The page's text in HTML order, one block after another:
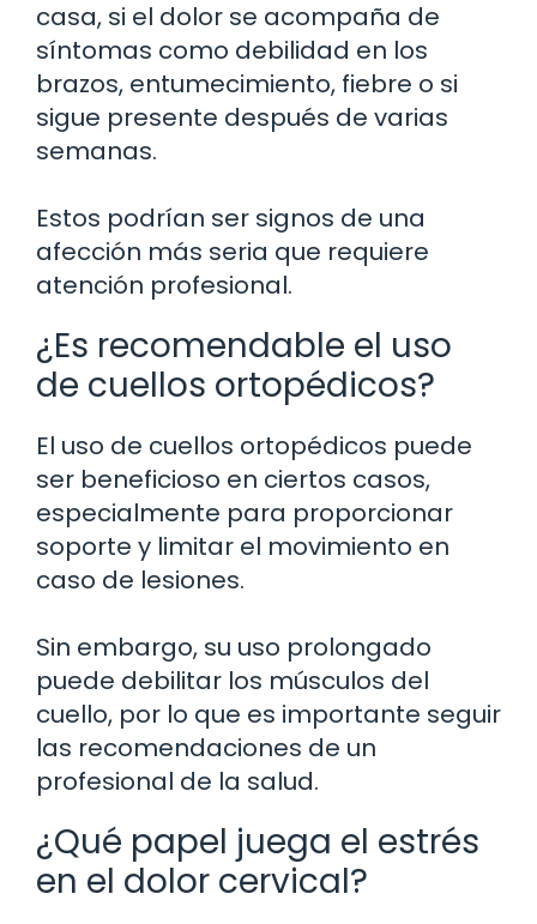
casa, si el dolor se acompaña de
síntomas como debilidad en los
brazos, entumecimiento, fiebre o si
sigue presente después de varias
semanas.
Estos podrían ser signos de una
afección más seria que requiere
atención profesional.
¿Es recomendable el uso
de cuellos ortopédicos?
El uso de cuellos ortopédicos puede
ser beneficioso en ciertos casos,
especialmente para proporcionar
soporte y limitar el movimiento en
caso de lesiones.
Sin embargo, su uso prolongado
puede debilitar los músculos del
cuello, por lo que es importante seguir
las recomendaciones de un
profesional de la salud.
¿Qué papel juega el estrés
en el dolor cervical?